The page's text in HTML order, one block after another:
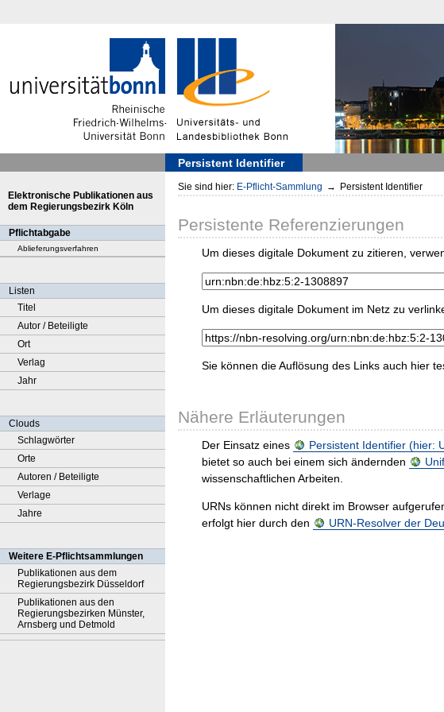
Persistent Identifier
Elektronische Publikationen aus
dem Regierungsbezirk Köln
Pflichtabgabe
Ablieferungsverfahren
Listen
Titel
Autor / Beteiligte
Ort
Verlag
Jahr
Clouds
Schlagwörter
Orte
Autoren / Beteiligte
Verlage
Jahre
Weitere E-Pflichtsammlungen
Publikationen aus dem
Regierungsbezirk Düsseldorf
Publikationen aus den
Regierungsbezirken Münster,
Arnsberg und Detmold
Sie sind hier: E-Pflicht-Sammlung → Persistent Identifier
Persistente Referenzierungen
Um dieses digitale Dokument zu zitieren,
Um dieses digitale Dokument im Netz zu
Sie können die Auflösung des Links auch hier
Nähere Erläuterungen
Der Einsatz eines Persistent Identifier (hier:
bietet so auch bei einem sich ändernden
wissenschaftlichen Arbeiten.
URNs können nicht direkt im Browser
erfolgt hier durch den
URN-Resolver der